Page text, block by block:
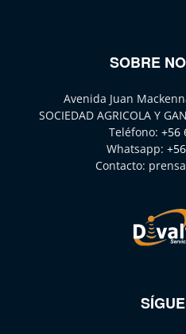
SOBRE
Avenida Juan
SOCIEDAD AGRICOLA Y
Teléfono: +56
Whatsapp:
Contacto: